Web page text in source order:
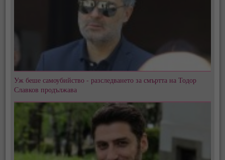
Уж беше самоубийство - разследването за смъртта на Тодор
Славков продължава